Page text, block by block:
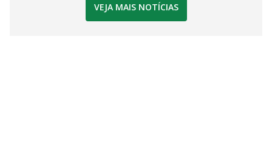
VEJA MAIS NOTÍCIAS